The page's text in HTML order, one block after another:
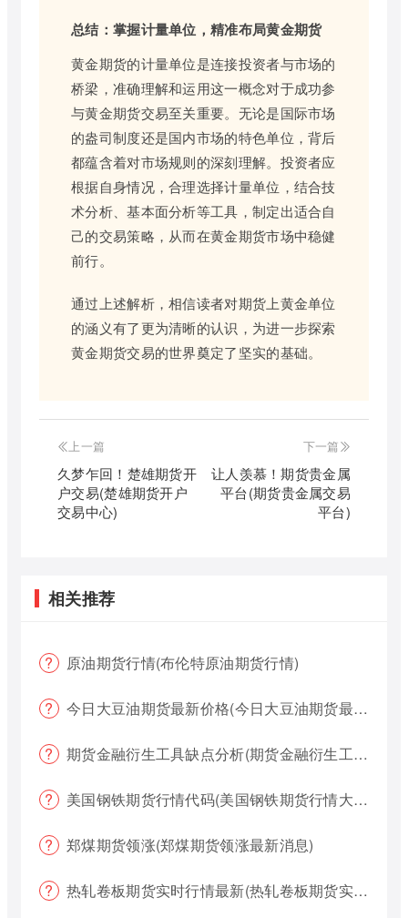
总结：掌握计量单位，精准布局黄金期货
黄金期货的计量单位是连接投资者与市场的
桥梁，准确理解和运用这一概念对于成功参
与黄金期货交易至关重要。无论是国际市场
的盎司制度还是国内市场的特色单位，背后
都蕴含着对市场规则的深刻理解。投资者应
根据自身情况，合理选择计量单位，结合技
术分析、基本面分析等工具，制定出适合自
己的交易策略，从而在黄金期货市场中稳健
前行。
通过上述解析，相信读者对期货上黄金单位
的涵义有了更为清晰的认识，为进一步探索
黄金期货交易的世界奠定了坚实的基础。
上一篇
久梦乍回！楚雄期货开
户交易(楚雄期货开户
交易中心)
下一篇
让人羡慕！期货贵金属
平台(期货贵金属交易
平台)
相关推荐
原油期货行情(布伦特原油期货行情)
今日大豆油期货最新价格(今日大豆油期货最新价格行情)
期货金融衍生工具缺点分析(期货金融衍生工具缺点分析报告)
美国钢铁期货行情代码(美国钢铁期货行情大盘)
郑煤期货领涨(郑煤期货领涨最新消息)
热轧卷板期货实时行情最新(热轧卷板期货实时行情最新报价)